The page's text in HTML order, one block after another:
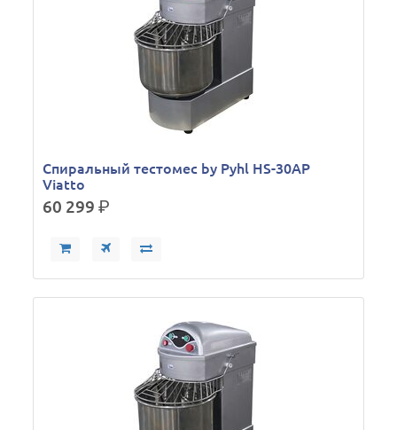
Спиральный тестомес by Pyhl HS-30AP
Viatto
60 299р.